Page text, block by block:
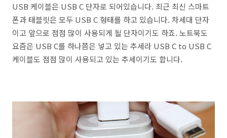
USB 케이블은 USB C 단자로 되어있습니다. 최근 최신 스마트
폰과 태블릿은 모두 USB C 형태를 하고 있습니다. 차세대 단자
이고 앞으로 점점 많이 사용되게 될 단자이기도 하죠. 노트북도
요즘은 USB C를 하나쯤은 넣고 있는 추세라 USB C to USB C
케이블도 점점 많이 사용되고 있는 추세이기도 합니다.